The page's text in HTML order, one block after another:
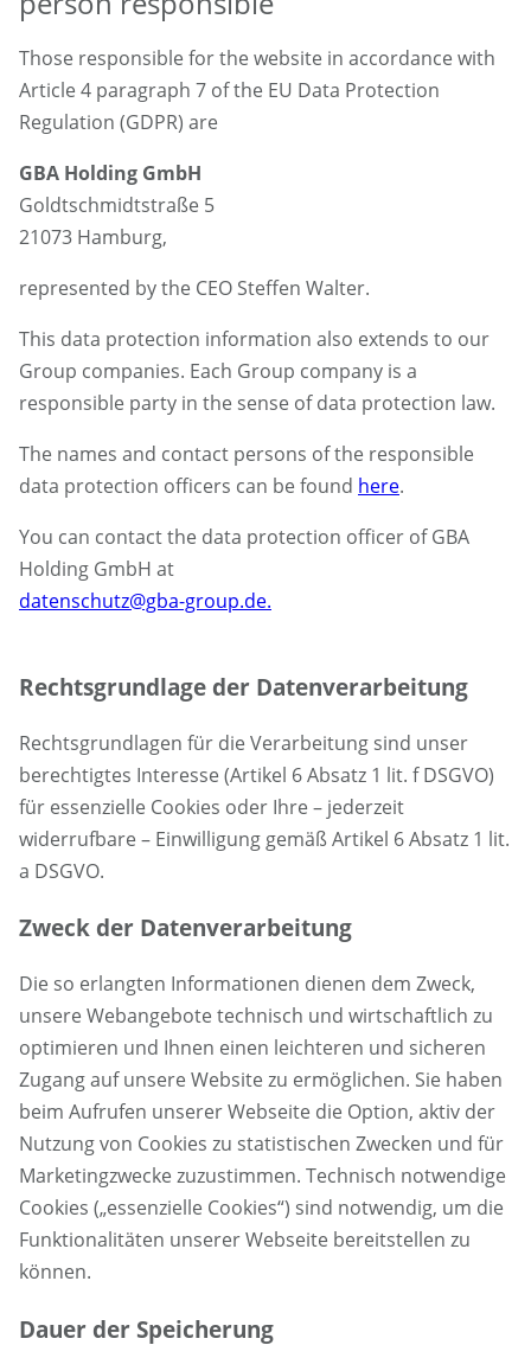
Those responsible for the website in accordance with
Article 4 paragraph 7 of the EU Data Protection
Regulation (GDPR) are
GBA Holding GmbH
Goldtschmidtstraße 5
21073 Hamburg,
represented by the CEO Steffen Walter.
This data protection information also extends to our
Group companies. Each Group company is a
responsible party in the sense of data protection law.
The names and contact persons of the responsible
data protection officers can be found here.
You can contact the data protection officer of GBA
Holding GmbH at
datenschutz@gba-group.de.
Rechtsgrundlage der Datenverarbeitung
Rechtsgrundlagen für die Verarbeitung sind unser
berechtigtes Interesse (Artikel 6 Absatz 1 lit. f DSGVO)
für essenzielle Cookies oder Ihre – jederzeit
widerrufbare – Einwilligung gemäß Artikel 6 Absatz 1 lit.
a DSGVO.
Zweck der Datenverarbeitung
Die so erlangten Informationen dienen dem Zweck,
unsere Webangebote technisch und wirtschaftlich zu
optimieren und Ihnen einen leichteren und sicheren
Zugang auf unsere Website zu ermöglichen. Sie haben
beim Aufrufen unserer Webseite die Option, aktiv der
Nutzung von Cookies zu statistischen Zwecken und für
Marketingzwecke zuzustimmen. Technisch notwendige
Cookies („essenzielle Cookies“) sind notwendig, um die
Funktionalitäten unserer Webseite bereitstellen zu
können.
Dauer der Speicherung